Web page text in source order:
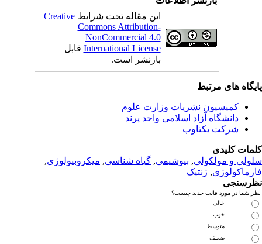
این مقاله تحت شرایطCreative
Commons Attribution-
NonCommercial 4.0
International Licenseقابل
نشریات وزارت علوم
اسلامی واحد پرند
,بیوشیمی,گیاه شناسی,میکروبیولوژی
جدید چیست؟